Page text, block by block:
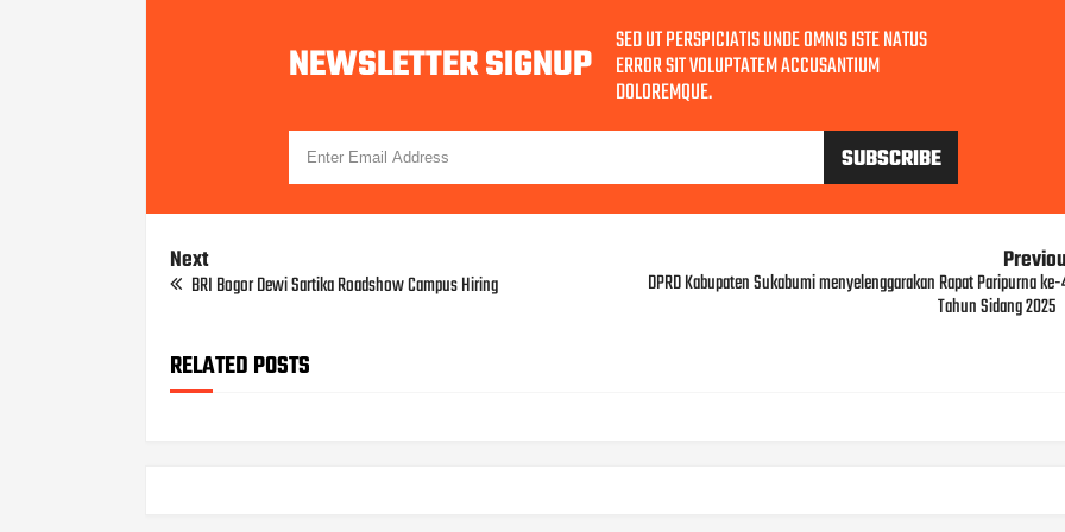
NEWSLETTER SIGNUP SED UT PERSPICIATIS UNDE OMNIS ISTE NATUS
ERROR SIT VOLUPTATEM ACCUSANTIUM
DOLOREMQUE.
Next
BRI Bogor Dewi Sartika Roadshow Campus Hiring DPRD Kabupaten Sukabumi menyelenggarakan Rapat Paripurna
Tahun Sidang 2025
RELATED POSTS